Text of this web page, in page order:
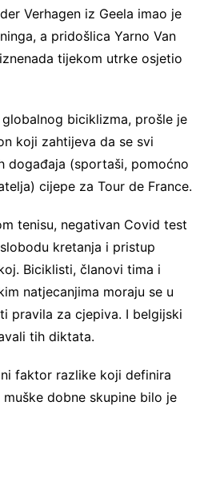
Verhagen iz Geela imao je
a pridošlica Yarno Van
tijekom utrke osjetio
biciklizma, prošle je
koji zahtijeva da se svi
događaja (sportaši, pomoćno
cijepe za Tour de France.
tenisu, negativan Covid test
kretanja i pristup
Biciklisti, članovi tima i
natjecanjima moraju se u
pravila za cjepiva. I belgijski
tih diktata.
faktor razlike koji definira
dobne skupine bilo je